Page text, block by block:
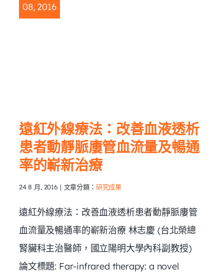
08, 2016
遠紅外線療法：改善血液透析
患者動靜脈廔管血流量及暢通
率的嶄新治療
24 8 月, 2016 | 文章分類： 研究成果
遠紅外線療法：改善血液透析患者動靜脈廔管
血流量及暢通率的嶄新治療 林志慶 (台北榮總
腎臟科主治醫師，國立陽明大學內科副教授)
論文標題: Far-infrared therapy: a novel